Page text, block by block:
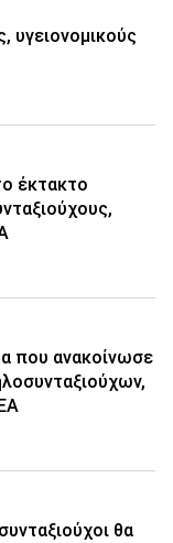
υγειονομικούς
έκτακτο
που ανακοίνωσε
θα